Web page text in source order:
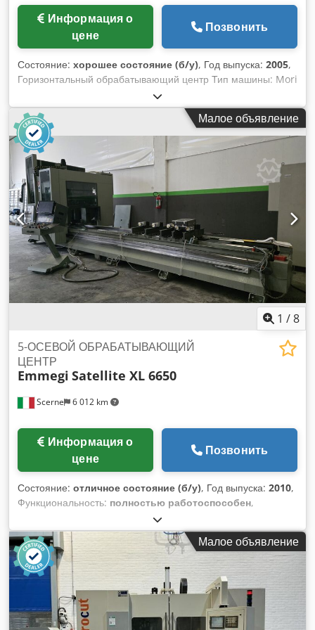
цене
Позвонить
Состояние: хорошее состояние (б/у), Год выпуска: 2005,
Горизонтальный обрабатывающий центр Тип машины: Mori
Seiki NH 8000 DCG Управление: Fanuc 18 imb + Mapps 2
Год изготовления: 2005 Наработка: !!! 9.971 !!! ч
ТЕХНИЧЕСКИЕ ДАННЫЕ Пути перемещения Ось Х: 1.400
мм Ось Y: 1.200 мм Ось Z: 1.200 мм Ось В: 0,001° Быстрый
ход: (X/Y/Z): 50 м/мин Диапазон частоты вращения: 10.000
об/мин Приводная мощность: 30 / 25 кВт Crjdpfezizd Hex
Ammof Крепление инструмента: BT 50 Устройство смены
инструмента Места для инструментов: 140 Система палет
Количество палет: 2 Размер палеты: 800 x 800 мм Масса
машины: 32.000 кг Занимаемая площадь (длина x ширина x
высота): 9,200 x 4,900 x 3,920 м Особенности оснащения
Внутреннее охлаждение (с принудительной циркуляцией
СОЖ): бар Транспортер для удаления стружки Насосы
высокого давления
Малое объявление
1 /8
Scerne 6 012 km
5-ОСЕВОЙ ОБРАБАТЫВАЮЩИЙ
ЦЕНТР
Emmegi Satellite XL 6650
цене
Позвонить
Состояние: отличное состояние (б/у), Год выпуска: 2010,
Функциональность: полностью работоспособен,
Количество управляемых осей: 5 Ход по оси X
(продольный), мм: 6650 Ход по оси Y (поперечный), мм: 800
Ход по оси Z (вертикальный), мм: 525 Вращение оси B
(вертикально-горизонтальное): от 0° до 90°, непрерывное
Вращение оси C (перпендикулярно рабочей плоскости): от
0° до 360° Мощность электрошпинделя при 24000 об/мин:
7 кВт Независимые рабочие зоны: 2 Конус крепления
инструмента: HSK-E 40 Ёмкость инструментария: 9+1
Малое объявление